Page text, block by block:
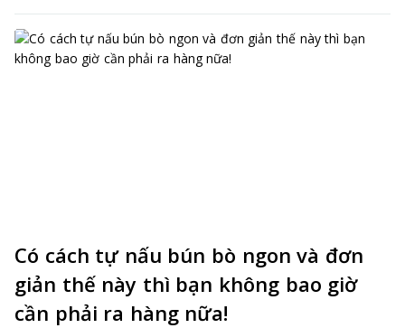
Có cách tự nấu bún bò ngon và đơn
giản thế này thì bạn không bao giờ
cần phải ra hàng nữa!